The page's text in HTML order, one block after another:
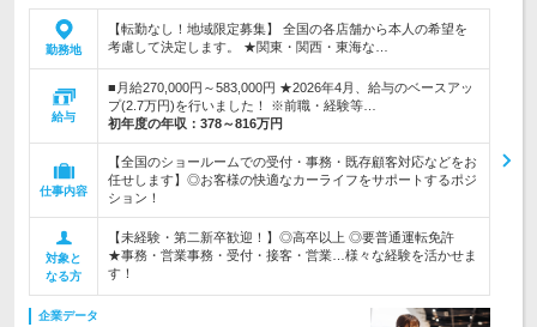
勤務地
【転勤なし！地域限定募集】 全国の各店舗から本人の希望を
考慮して決定します。 ★関東・関西・東海な…
給与
■月給270,000円～583,000円 ★2026年4月、給与のベースアッ
プ(2.7万円)を行いました！ ※前職・経験等…
初年度の年収： 378～816万円
仕事内容
【全国のショールームでの受付・事務・既存顧客対応などをお
任せします】◎お客様の快適なカーライフをサポートするポジ
ション！
対象と
なる方
【未経験・第二新卒歓迎！】◎高卒以上 ◎要普通運転免許
★事務・営業事務・受付・接客・営業…様々な経験を活かせま
す！
企業データ